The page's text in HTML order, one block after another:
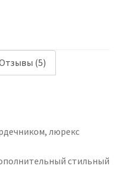
(5)
люрекс
стильный